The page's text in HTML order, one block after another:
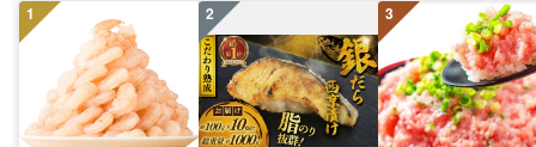
1 2 3